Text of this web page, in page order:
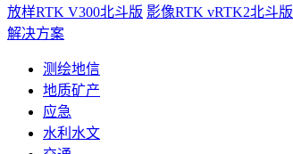
放样RTK V300北斗版 影像RTK vRTK2北斗版
解决方案
测绘地信
地质矿产
应急
水利水文